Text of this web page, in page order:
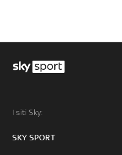
I siti Sky:
SKY SPORT